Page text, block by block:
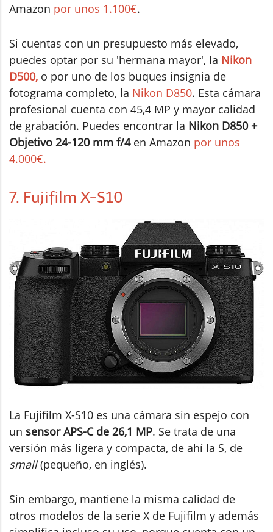
Amazon por unos 1.100€.
Si cuentas con un presupuesto más elevado,
puedes optar por su 'hermana mayor', la Nikon
D500, o por uno de los buques insignia de
fotograma completo, la Nikon D850. Esta cámara
profesional cuenta con 45,4 MP y mayor calidad
de grabación. Puedes encontrar la Nikon D850 +
Objetivo 24-120 mm f/4en Amazon por unos
4.000€.
7. Fujifilm X-S10
La Fujifilm X-S10 es una cámara sin espejo con
un sensor APS-C de 26,1 MP. Se trata de una
versión más ligera y compacta, de ahí la S, de
small(pequeño, en inglés).
Sin embargo, mantiene la misma calidad de
otros modelos de la serie X de Fujifilm y además